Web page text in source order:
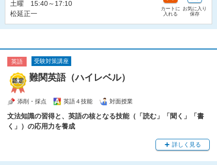
土曜 15:40～17:10
松延正一
カートに
入れる
お気に入り
保存
英語 受験対策講座
難関英語（ハイレベル）
添削・採点 英語４技能 対面授業
文法知識の習得と、英語の核となる技能（「読む」「聞く」「書
く」）の応用力を養成
詳しく見る